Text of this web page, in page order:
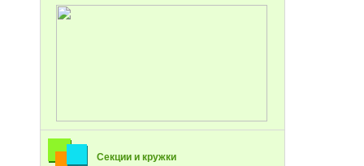
Секции и кружки